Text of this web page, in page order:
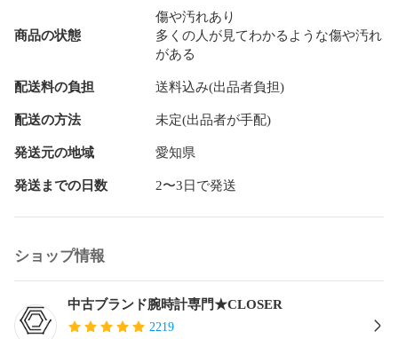
品としてお安く出品しています。すでに訳ありの状態なの
で、今後他の不具合が発生する可能性があります。この商品
は返品、交換、無償修理等は一切お受けできません。予めご
理解の上でのご入札をお願い致します。
商品番号：905849   300  250905 AT
商品の状態
傷や汚れあり
多くの人が見てわかるような傷や汚れ
がある
配送料の負担 送料込み(出品者負担)
配送の方法 未定(出品者が手配)
発送元の地域 愛知県
発送までの日数 2〜3日で発送
ショップ情報
中古ブランド腕時計専門★CLOSER
2219